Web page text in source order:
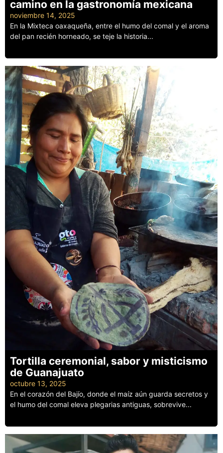
camino en la gastronomía mexicana
noviembre 14, 2025
En la Mixteca oaxaqueña, entre el humo del comal y el aroma
del pan recién horneado, se teje la historia...
Tortilla ceremonial, sabor y misticismo
de Guanajuato
octubre 13, 2025
En el corazón del Bajío, donde el maíz aún guarda secretos y
el humo del comal eleva plegarias antiguas, sobrevive...